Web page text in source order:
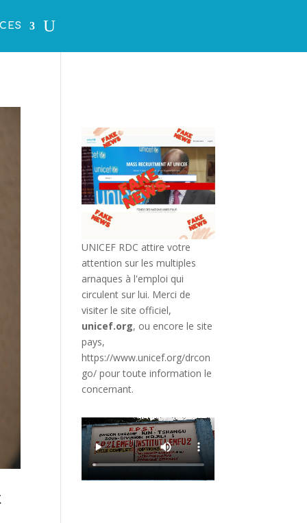
UNICEF RDC attire votre
attention sur les multiples
arnaques à l'emploi qui
circulent sur lui. Merci de
visiter le site officiel,
unicef.org, ou encore le site
pays,
https://www.unicef.org/drcon
go/ pour toute information le
concernant.